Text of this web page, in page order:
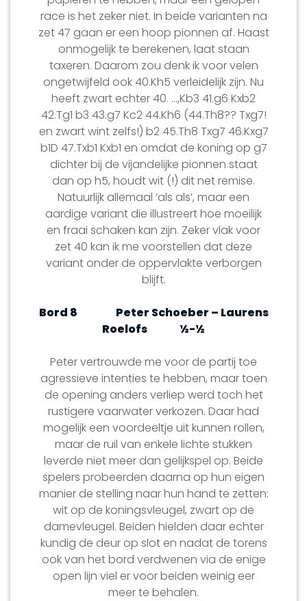
race is het zeker niet. In beide varianten na
zet 47 gaan er een hoop pionnen af. Haast
onmogelijk te berekenen, laat staan
taxeren. Daarom zou denk ik voor velen
ongetwijfeld ook 40.Kh5 verleidelijk zijn. Nu
heeft zwart echter 40. …,Kb3 41.g6 Kxb2
42.Tg1 b3 43.g7 Kc2 44.Kh6 (44.Th8?? Txg7!
en zwart wint zelfs!) b2 45.Th8 Txg7 46.Kxg7
b1D 47.Txb1 Kxb1 en omdat de koning op g7
dichter bij de vijandelijke pionnen staat
dan op h5, houdt wit (!) dit net remise.
Natuurlijk allemaal ‘als als’, maar een
aardige variant die illustreert hoe moeilijk
en fraai schaken kan zijn. Zeker vlak voor
zet 40 kan ik me voorstellen dat deze
variant onder de oppervlakte verborgen
blijft.
Bord 8
Peter Schoeber – Laurens
Roelofs
½-½
Peter vertrouwde me voor de partij toe
agressieve intenties te hebben, maar toen
de opening anders verliep werd toch het
rustigere vaarwater verkozen. Daar had
mogelijk een voordeeltje uit kunnen rollen,
maar de ruil van enkele lichte stukken
leverde niet meer dan gelijkspel op. Beide
spelers probeerden daarna op hun eigen
manier de stelling naar hun hand te zetten:
wit op de koningsvleugel, zwart op de
damevleugel. Beiden hielden daar echter
kundig de deur op slot en nadat de torens
ook van het bord verdwenen via de enige
open lijn viel er voor beiden weinig eer
meer te behalen.